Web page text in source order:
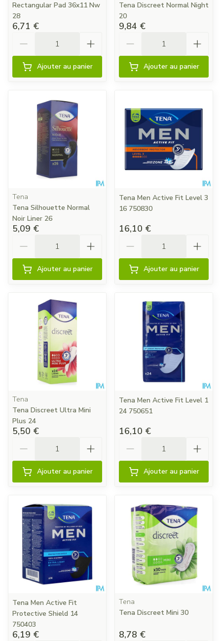
Rectangular Pad 36x11 Nw
28
6,71 €
Ajouter au panier
Tena Discreet Normal Night
20
9,84 €
Ajouter au panier
Tena
Tena Silhouette Normal
Noir Liner 26
5,09 €
Ajouter au panier
Tena Men Active Fit Level 3
16 750830
16,10 €
Ajouter au panier
Tena
Tena Discreet Ultra Mini
Plus 24
5,50 €
Ajouter au panier
Tena Men Active Fit Level 1
24 750651
16,10 €
Ajouter au panier
Tena Men Active Fit
Protective Shield 14
750403
6,19 €
Tena
Tena Discreet Mini 30
8,78 €